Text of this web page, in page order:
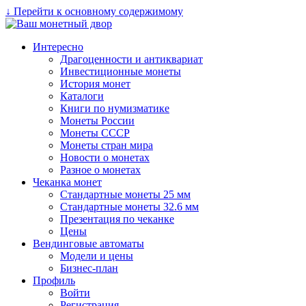
↓ Перейти к основному содержимому
Интересно
Драгоценности и антиквариат
Инвестиционные монеты
История монет
Каталоги
Книги по нумизматике
Монеты России
Монеты СССР
Монеты стран мира
Новости о монетах
Разное о монетах
Чеканка монет
Стандартные монеты 25 мм
Стандартные монеты 32.6 мм
Презентация по чеканке
Цены
Вендинговые автоматы
Модели и цены
Бизнес-план
Профиль
Войти